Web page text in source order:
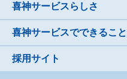
喜神サービスらしさ
喜神サービスでできること
採用サイト